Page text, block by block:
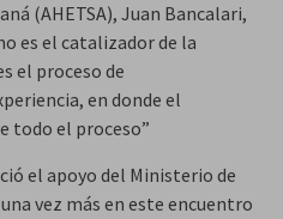
(AHETSA), Juan Bancalari,
es el catalizador de la
el proceso de
en donde el
todo el proceso”
el apoyo del Ministerio de
vez más en este encuentro